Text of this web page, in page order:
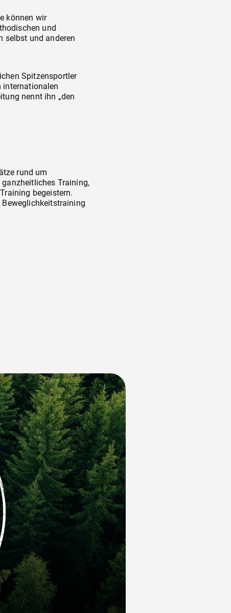
können wir
und
selbst und anderen
Spitzensportler
internationalen
nennt ihn „den
rund um
Training,
begeistern.
Beweglichkeitstraining